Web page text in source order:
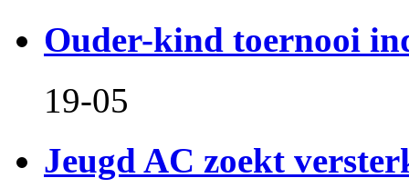
Ouder-kind toernooi
19-05
Jeugd AC zoekt